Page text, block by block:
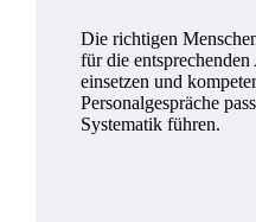
Die richtigen
für die
einsetzen und
Personalgespräche
Systematik führen.